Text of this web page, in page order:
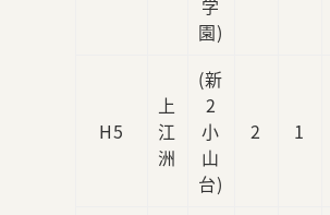
園)
H5
上
江
洲
(新
2
小
山
台)
2 1